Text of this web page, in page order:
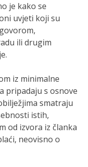
je kako se
uvjeti koji su
ili drugim
iz minimalne
pripadaju s osnove
smatraju
istih,
od izvora iz članka
neovisno o